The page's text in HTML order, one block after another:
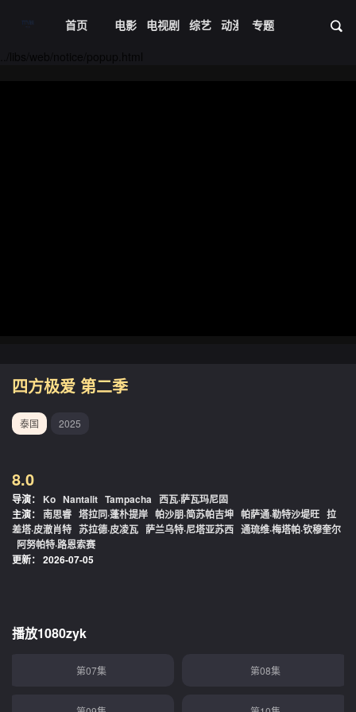
首页 电影 电视剧 综艺 动漫 短剧大全 资
专题
四方极爱 第二季
泰国 2025
8.0
导演： Ko Nantalit Tampacha 西瓦·萨瓦玛尼固
主演： 南思睿 塔拉同·蓬朴提岸 帕沙朋·简苏帕吉坤 帕萨通·勒特沙堤旺 拉
差塔·皮澈肖特 苏拉德·皮凌瓦 萨兰乌特·尼塔亚苏西 通琉维·梅塔帕·钦穆奎尔
阿努帕特·路恩索赛
更新： 2026-07-05
播放1080zyk
第01集
第05集
第07集 第08集